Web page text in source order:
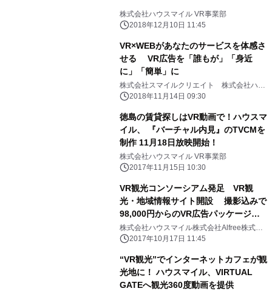
株式会社ハウスマイル VR事業部
2018年12月10日 11:45
VR×WEBがあなたのサービスを体感さ
せる VR広告を「誰もが」「身近
に」「簡単」に
株式会社スマイルクリエイト 株式会社ハウ
スマイル VR事業部
2018年11月14日 09:30
徳島の賃貸探しはVR動画で！ハウスマ
イル、 『バーチャル内見』のTVCMを
制作 11月18日放映開始！
株式会社ハウスマイル VR事業部
2017年11月15日 10:30
VR観光コンソーシアム発足 VR観
光・地域情報サイト開設 撮影込みで
98,000円からのVR広告パッケージも
提供開始
株式会社ハウスマイル株式会社Alfree株式会
社スマイルクリエイト
2017年10月17日 11:45
“VR観光”でインターネットカフェが観
光地に！ ハウスマイル、VIRTUAL
GATEへ観光360度動画を提供